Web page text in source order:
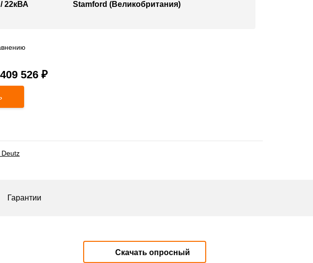
22кВА Stamford (Великобритания)
526 ₽
Deutz
Гарантии
Скачать опросный